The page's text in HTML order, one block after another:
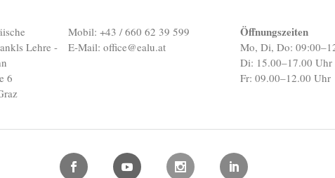
Lehre -
6
Mobil: +43 / 660 62 39 599
E-Mail:office@ealu.at
Öffnungszeiten
Mo, Di, Do:
Di: 15.00–17.00 Uhr
Fr: 09.00–12.00 Uhr